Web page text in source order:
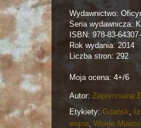
Wydawnictwo:
Seria wydawnicza:
ISBN: 978-83-
Rok wydania: 2014
Liczba stron: 292
Moja ocena: 4+/6
Autor: Zapomniana
Etykiety: Gdańsk,
wojna, Wolne